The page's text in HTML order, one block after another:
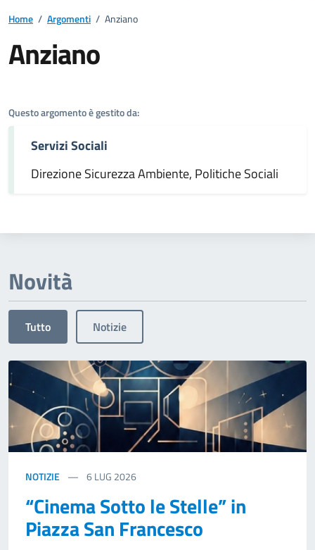
Home / Argomenti / Anziano
Anziano
Questo argomento è gestito da:
Servizi Sociali
Direzione Sicurezza Ambiente, Politiche Sociali
Novità
Tutto Notizie
NOTIZIE 6LUG 2026
“Cinema Sotto le Stelle” in
Piazza San Francesco